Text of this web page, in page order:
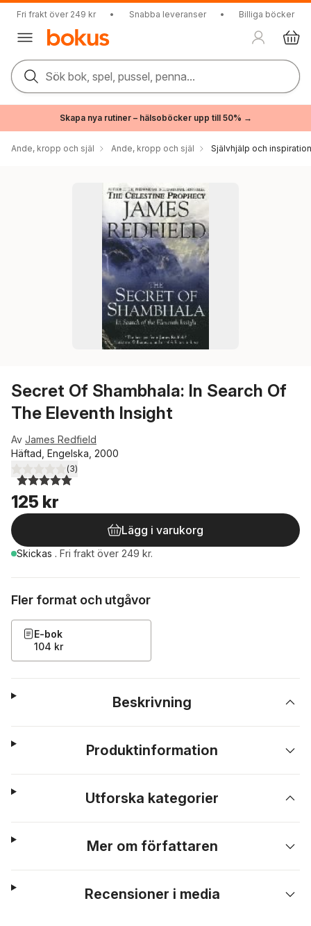
Fri frakt över 249 kr • Snabba leveranser • Billiga böcker
Sök bok, spel, pussel, penna...
Skapa nya rutiner – hälsoböcker upp till 50% →
Ande, kropp och själ Ande, kropp och själ Självhjälp och inspiration
Secret Of Shambhala: In Search Of
The Eleventh Insight
Av James Redfield
Häftad, Engelska, 2000
5,0utav 5 stjärnor. Totalt antal röster:
(3)
125 kr
Lägg i varukorg
Skickas . Fri frakt över 249 kr.
Fler format och utgåvor
E-bok
104 kr
Beskrivning
Produktinformation
Utforska kategorier
Mer om författaren
Recensioner i media